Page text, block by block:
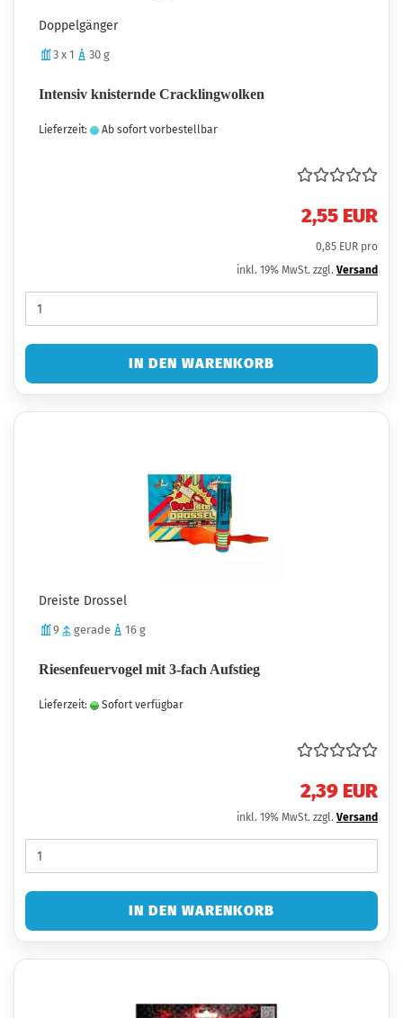
Doppelgänger
3 x 1 30 g
Intensiv knisternde Cracklingwolken
Lieferzeit: Ab sofort vorbestellbar
2,55 EUR
0,85 EUR pro
inkl. 19% MwSt. zzgl. Versand
IN DEN WARENKORB
Dreiste Drossel
9 gerade 16 g
Riesenfeuervogel mit 3-fach Aufstieg
Lieferzeit: Sofort verfügbar
2,39 EUR
inkl. 19% MwSt. zzgl. Versand
IN DEN WARENKORB